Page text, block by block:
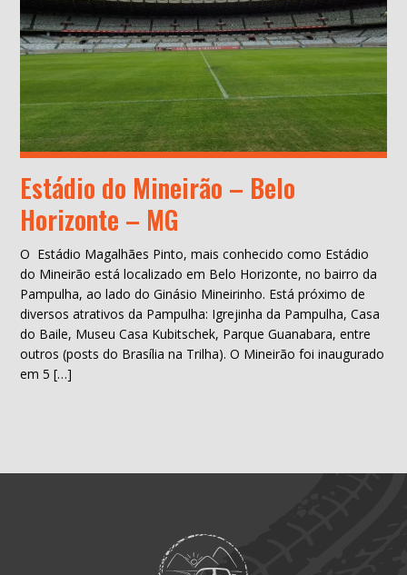
Estádio do Mineirão – Belo
Horizonte – MG
O Estádio Magalhães Pinto, mais conhecido como Estádio
do Mineirão está localizado em Belo Horizonte, no bairro da
Pampulha, ao lado do Ginásio Mineirinho. Está próximo de
diversos atrativos da Pampulha: Igrejinha da Pampulha, Casa
do Baile, Museu Casa Kubitschek, Parque Guanabara, entre
outros (posts do Brasília na Trilha). O Mineirão foi inaugurado
em 5 […]